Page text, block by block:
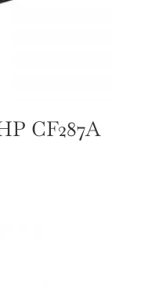
CF287A